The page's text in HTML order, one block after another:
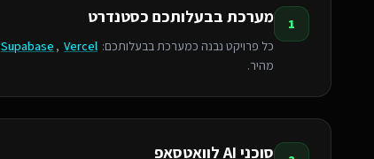
1 מערכת בבעלותכם כסטנדרט
כל פרויקט נבנה כמערכת בבעלותכם: Supabase , Vercel
מהיר.
סוכני AI לוואטסאפ